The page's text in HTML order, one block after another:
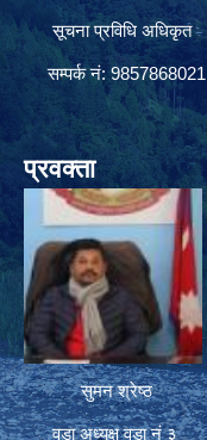
सूचना प्रविधि अधिकृत
सम्पर्क नं: 9857868021
प्रवक्ता
सुमन श्रेष्ठ
वडा अध्यक्ष वडा नं ३